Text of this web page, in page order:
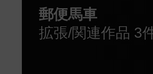
郵便馬車
拡張/関連作品 3